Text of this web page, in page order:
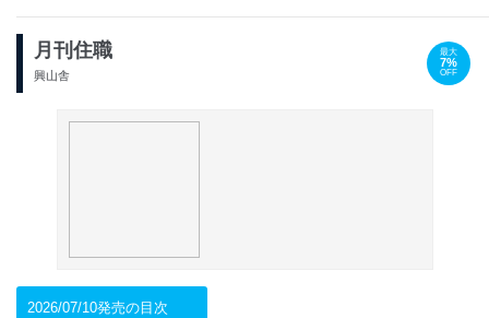
月刊住職
興山舎
最大
7%
OFF
2026/07/10発売の目次